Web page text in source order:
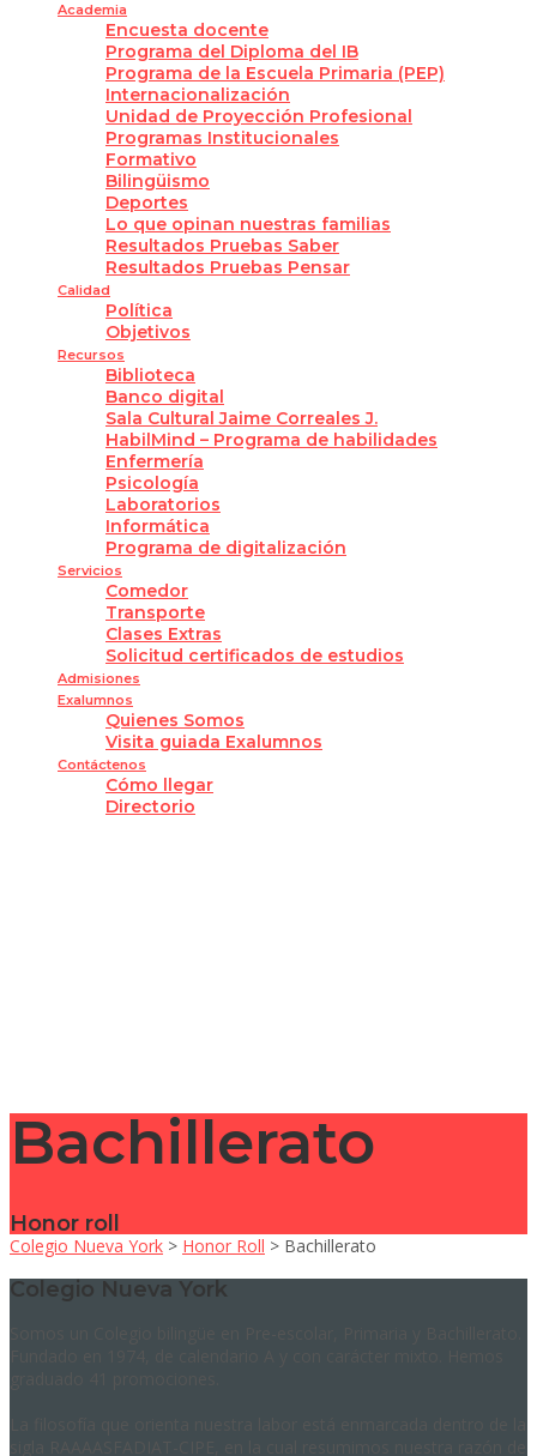
Academia
Encuesta docente
Programa del Diploma del IB
Programa de la Escuela Primaria (PEP)
Internacionalización
Unidad de Proyección Profesional
Programas Institucionales
Formativo
Bilingüismo
Deportes
Lo que opinan nuestras familias
Resultados Pruebas Saber
Resultados Pruebas Pensar
Calidad
Política
Objetivos
Recursos
Biblioteca
Banco digital
Sala Cultural Jaime Correales J.
HabilMind – Programa de habilidades
Enfermería
Psicología
Laboratorios
Informática
Programa de digitalización
Servicios
Comedor
Transporte
Clases Extras
Solicitud certificados de estudios
Admisiones
Exalumnos
Quienes Somos
Visita guiada Exalumnos
Contáctenos
Cómo llegar
Directorio
Bachillerato
Honor roll
Colegio Nueva York > Honor Roll > Bachillerato
Colegio Nueva York